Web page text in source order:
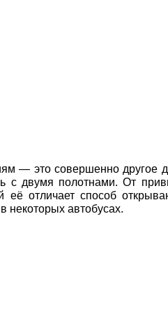
— это совершенно другое
с двумя полотнами. От
её отличает способ
некоторых автобусах.